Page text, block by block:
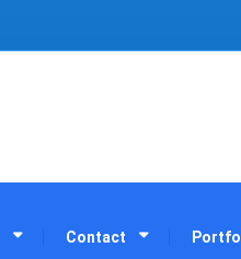
Contact